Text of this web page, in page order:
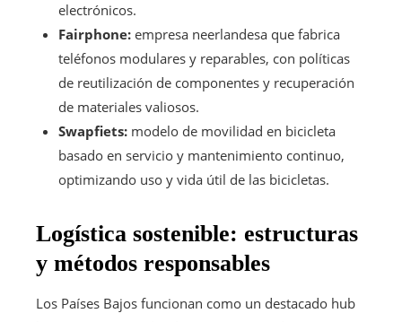
electrónicos.
Fairphone: empresa neerlandesa que fabrica
teléfonos modulares y reparables, con políticas
de reutilización de componentes y recuperación
de materiales valiosos.
Swapfiets: modelo de movilidad en bicicleta
basado en servicio y mantenimiento continuo,
optimizando uso y vida útil de las bicicletas.
Logística sostenible: estructuras
y métodos responsables
Los Países Bajos funcionan como un destacado hub